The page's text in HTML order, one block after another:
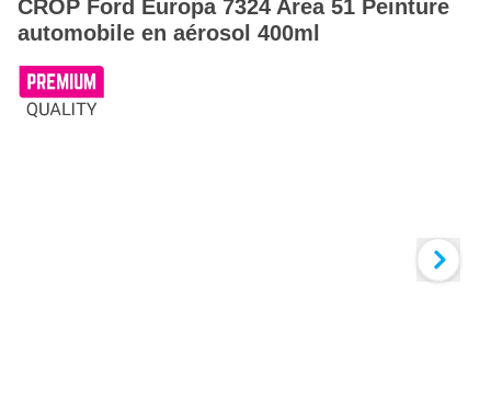
CROP Ford Europa 7324 Area 51 Peinture
automobile en aérosol 400ml